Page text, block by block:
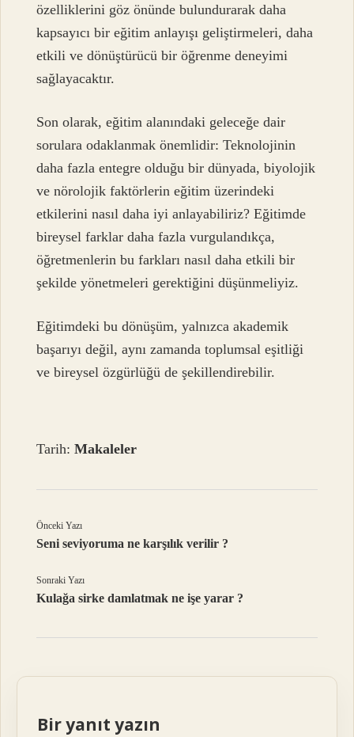
özelliklerini göz önünde bulundurarak daha
kapsayıcı bir eğitim anlayışı geliştirmeleri, daha
etkili ve dönüştürücü bir öğrenme deneyimi
sağlayacaktır.
Son olarak, eğitim alanındaki geleceğe dair
sorulara odaklanmak önemlidir: Teknolojinin
daha fazla entegre olduğu bir dünyada, biyolojik
ve nörolojik faktörlerin eğitim üzerindeki
etkilerini nasıl daha iyi anlayabiliriz? Eğitimde
bireysel farklar daha fazla vurgulandıkça,
öğretmenlerin bu farkları nasıl daha etkili bir
şekilde yönetmeleri gerektiğini düşünmeliyiz.
Eğitimdeki bu dönüşüm, yalnızca akademik
başarıyı değil, aynı zamanda toplumsal eşitliği
ve bireysel özgürlüğü de şekillendirebilir.
Tarih:Makaleler
Önceki Yazı
Seni seviyoruma ne karşılık verilir ?
Sonraki Yazı
Kulağa sirke damlatmak ne işe yarar ?
Bir yanıt yazın